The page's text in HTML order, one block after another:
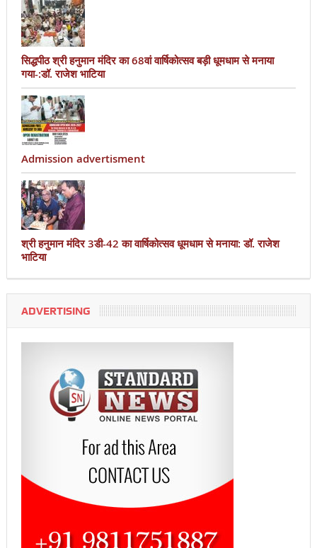
सिद्धपीठ श्री हनुमान मंदिर का 68वां वार्षिकोत्सव बड़ी धूमधाम से मनाया
गया-:डॉ. राजेश भाटिया
Admission advertisment
श्री हनुमान मंदिर 3डी-42 का वार्षिकोत्सव धूमधाम से मनाया: डॉ. राजेश
भाटिया
ADVERTISING